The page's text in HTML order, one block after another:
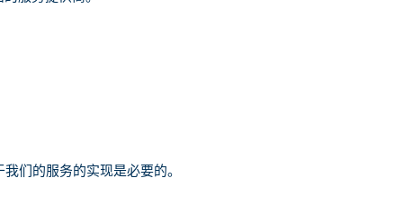
们的服务的实现是必要的。